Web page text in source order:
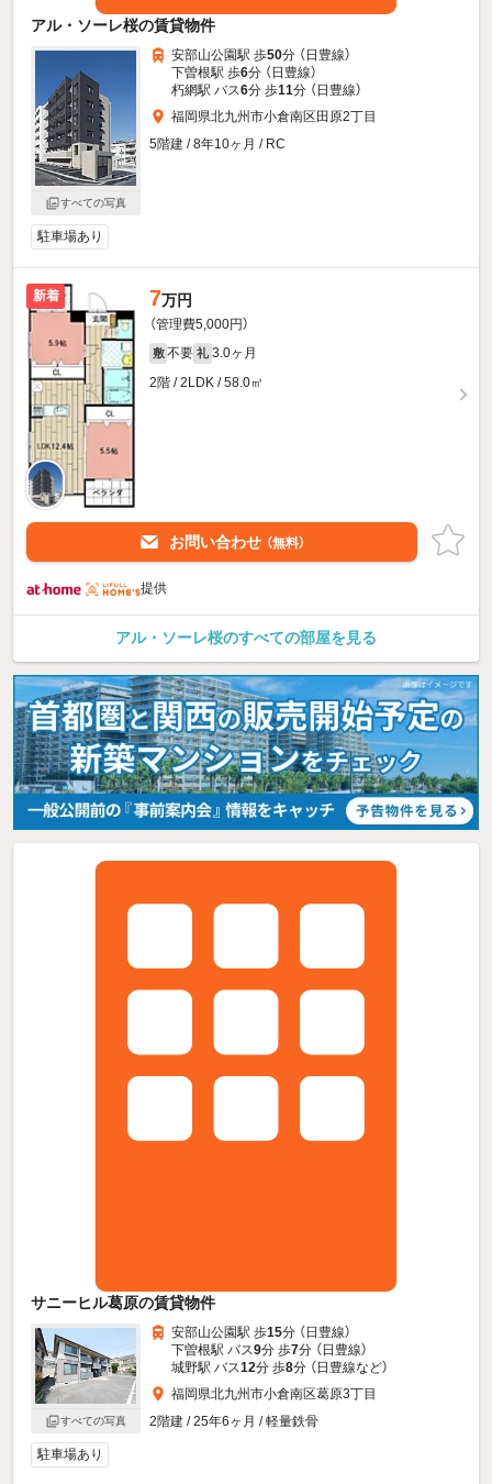
アル・ソーレ桜の賃貸物件
すべての写真
安部山公園駅 歩50分 （日豊線）
下曽根駅 歩6分 （日豊線）
朽網駅 バス6分 歩11分 （日豊線）
福岡県北九州市小倉南区田原2丁目
5階建 / 8年10ヶ月 / RC
駐車場あり
新着 7万円
（管理費5,000円）
敷 不要 礼 3.0ヶ月
2階 / 2LDK / 58.0㎡
お問い合わせ （無料）
提供
アル・ソーレ桜のすべての部屋を見る
サニーヒル葛原の賃貸物件
すべての写真
安部山公園駅 歩15分 （日豊線）
下曽根駅 バス9分 歩7分 （日豊線）
城野駅 バス12分 歩8分 （日豊線など）
福岡県北九州市小倉南区葛原3丁目
2階建 / 25年6ヶ月 / 軽量鉄骨
駐車場あり